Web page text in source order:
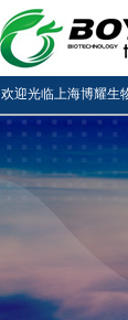
欢迎光临上海博耀生